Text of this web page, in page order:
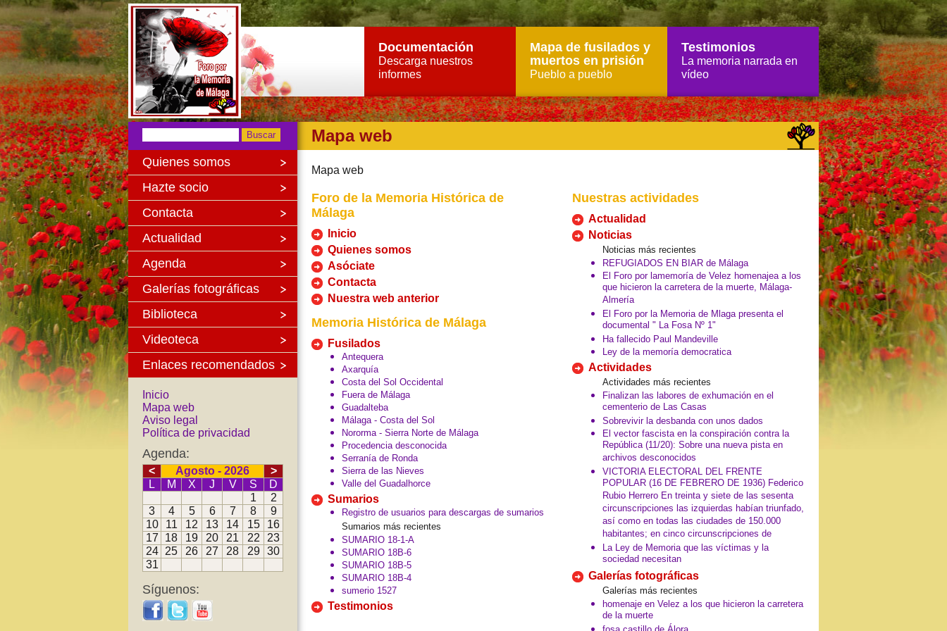
Documentación
Descarga nuestros
informes
Mapa de fusilados y
muertos en prisión
Pueblo a pueblo
Testimonios
La memoria narrada en
vídeo
Quienes somos
Hazte socio
Contacta
Actualidad
Agenda
Galerías fotográficas
Biblioteca
Videoteca
Enlaces recomendados
Inicio
Mapa web
Aviso legal
Política de privacidad
Agenda:
< Agosto - 2026
>
L
M X J V S
D
1
2
3
4 5 6 7 8
9
10
11 12 13 14 15
16
17
18 19 20 21 22
23
24
25 26 27 28 29
30
31
Síguenos:
Mapa web
Mapa web
Foro de la Memoria Histórica de
Málaga
Inicio
Quienes somos
Asóciate
Contacta
Nuestra web anterior
Memoria Histórica de Málaga
Fusilados
Antequera
Axarquía
Costa del Sol Occidental
Fuera de Málaga
Guadalteba
Málaga - Costa del Sol
Nororma - Sierra Norte de Málaga
Procedencia desconocida
Serranía de Ronda
Sierra de las Nieves
Valle del Guadalhorce
Sumarios
Registro de usuarios para descargas de sumarios
Sumarios más recientes
SUMARIO 18-1-A
SUMARIO 18B-6
SUMARIO 18B-5
SUMARIO 18B-4
sumerio 1527
Testimonios
Nuestras actividades
Actualidad
Noticias
Noticias más recientes
REFUGIADOS EN BIAR de Málaga
El Foro por lamemoría de Velez homenajea a los
que hicieron la carretera de la muerte, Málaga-
Almería
El Foro por la Memoria de Mlaga presenta el
documental " La Fosa Nº 1"
Ha fallecido Paul Mandeville
Ley de la memoría democratica
Actividades
Actividades más recientes
Finalizan las labores de exhumación en el
cementerio de Las Casas
Sobrevivir la desbanda con unos dados
El vector fascista en la conspiración contra la
República (11/20): Sobre una nueva pista en
archivos desconocidos
VICTORIA ELECTORAL DEL FRENTE
POPULAR (16 DE FEBRERO DE 1936) Federico
Rubio Herrero En treinta y siete de las sesenta
circunscripciones las izquierdas habían triunfado,
así como en todas las ciudades de 150.000
habitantes; en cinco circunscripciones de
La Ley de Memoria que las víctimas y la
sociedad necesitan
Galerías fotográficas
Galerías más recientes
homenaje en Velez a los que hicieron la carretera
de la muerte